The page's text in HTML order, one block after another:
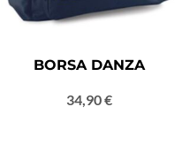
BORSA DANZA
34,90€